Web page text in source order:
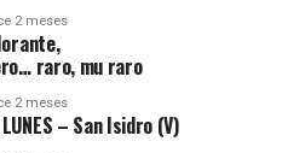
2 meses
raro, mu raro
2 meses
LUNES – San Isidro (V)